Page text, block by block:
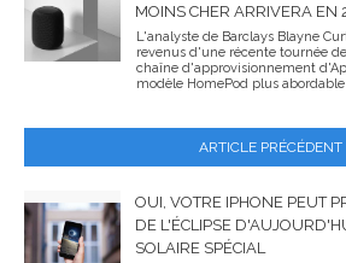
MOINS CHER ARRIVERA EN
L'analyste de Barclays Blayne
revenus d'une récente tournée
chaîne d'approvisionnement
modèle HomePod plus
ARTICLE PRÉCÉDENT
OUI, VOTRE IPHONE PEUT
DE L'ÉCLIPSE
SOLAIRE SPÉCIAL